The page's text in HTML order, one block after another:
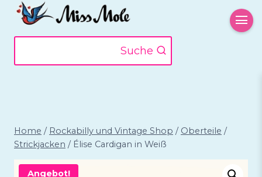
Zum
Inhalt
springen
Suche
Home / Rockabilly und Vintage Shop / Oberteile /
Strickjacken / Élise Cardigan in Weiß
Angebot!